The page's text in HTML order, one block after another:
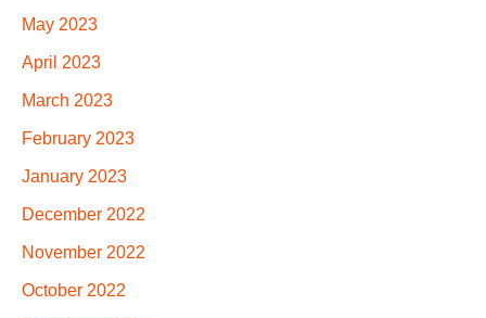
May 2023
April 2023
March 2023
February 2023
January 2023
December 2022
November 2022
October 2022